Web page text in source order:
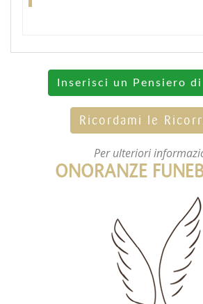
Inserisci un Pensiero
Ricordami le
Per ulteriori
ONORANZE